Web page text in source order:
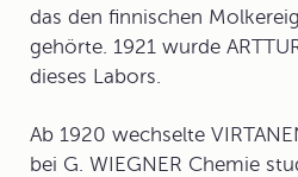
das den finnischen
gehörte. 1921 wurde
dieses Labors.
Ab 1920 wechselte
bei G. WIEGNER Chemie